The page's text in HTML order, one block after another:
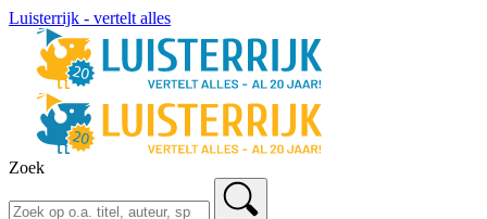
Luisterrijk - vertelt alles
Zoek